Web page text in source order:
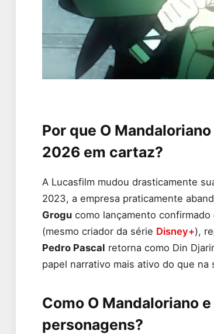
Por que O
2026 em cartaz?
A Lucasfilm mudou drasticamente
2023, a empresa praticamente
Grogu como lançamento
(mesmo criador da série Disney+),
Pedro Pascal retorna como Din
papel narrativo mais ativo do que na
Como O Mandaloriano
personagens?